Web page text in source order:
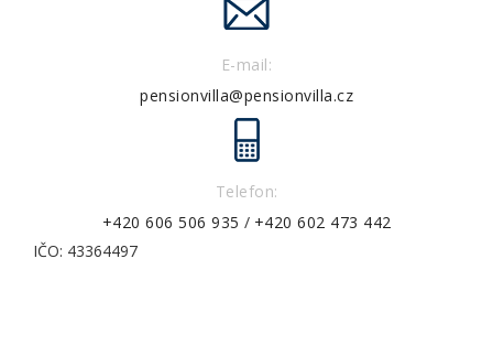
E-mail:
pensionvilla@pensionvilla.cz
Telefon:
+420 606 506 935 / +420 602 473 442
IČO: 43364497